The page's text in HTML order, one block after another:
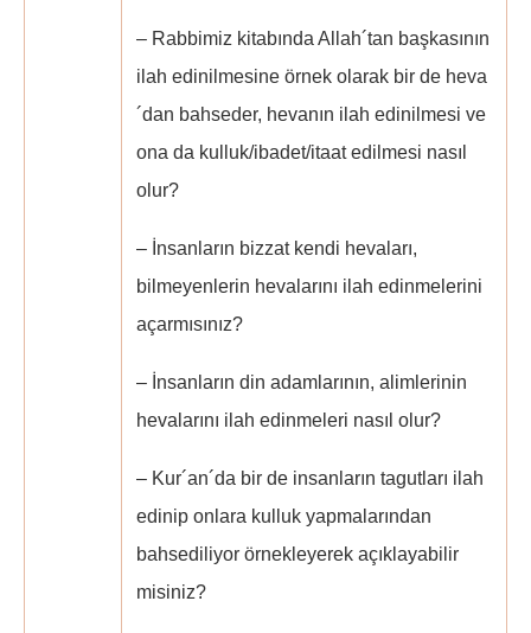
– Rabbimiz kitabında Allah´tan başkasının
ilah edinilmesine örnek olarak bir de heva
´dan bahseder, hevanın ilah edinilmesi ve
ona da kulluk/ibadet/itaat edilmesi nasıl
olur?
– İnsanların bizzat kendi hevaları,
bilmeyenlerin hevalarını ilah edinmelerini
açarmısınız?
– İnsanların din adamlarının, alimlerinin
hevalarını ilah edinmeleri nasıl olur?
– Kur´an´da bir de insanların tagutları ilah
edinip onlara kulluk yapmalarından
bahsediliyor örnekleyerek açıklayabilir
misiniz?